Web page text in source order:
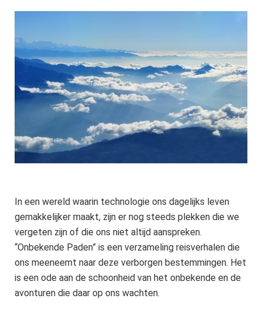
In een wereld waarin technologie ons dagelijks leven
gemakkelijker maakt, zijn er nog steeds plekken die we
vergeten zijn of die ons niet altijd aanspreken.
“Onbekende Paden” is een verzameling reisverhalen die
ons meeneemt naar deze verborgen bestemmingen. Het
is een ode aan de schoonheid van het onbekende en de
avonturen die daar op ons wachten.